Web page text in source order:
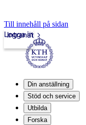
Till innehåll på sidan
Intranät
Logga in
Din anställning
Stöd och service
Utbilda
Forska